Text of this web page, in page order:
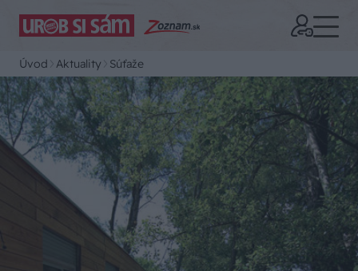
Úvod Aktuality Súťaže